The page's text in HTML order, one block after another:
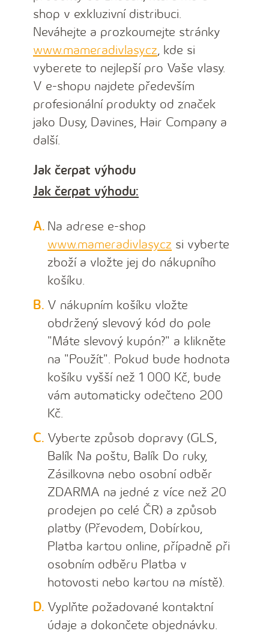
shop v exkluzivní distribuci.
Neváhejte a prozkoumejte stránky
www.mameradivlasy.cz, kde si
vyberete to nejlepší pro Vaše vlasy.
V e-shopu najdete především
profesionální produkty od značek
jako Dusy, Davines, Hair Company a
další.
Jak čerpat výhodu
Jak čerpat výhodu:
Na adrese e-shop
www.mameradivlasy.cz si vyberte
zboží a vložte jej do nákupního
košíku.
V nákupním košíku vložte
obdržený slevový kód do pole
"Máte slevový kupón?" a klikněte
na "Použít". Pokud bude hodnota
košíku vyšší než 1 000 Kč, bude
vám automaticky odečteno 200
Kč.
Vyberte způsob dopravy (GLS,
Balík Na poštu, Balík Do ruky,
Zásilkovna nebo osobní odběr
ZDARMA na jedné z více než 20
prodejen po celé ČR) a způsob
platby (Převodem, Dobírkou,
Platba kartou online, případně při
osobním odběru Platba v
hotovosti nebo kartou na místě).
Vyplňte požadované kontaktní
údaje a dokončete objednávku.